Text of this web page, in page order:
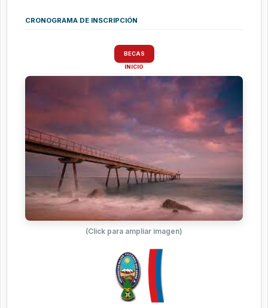
BECAS
INICIO
(Click para ampliar imagen)
CRONOGRAMA DE INSCRIPCIÓN